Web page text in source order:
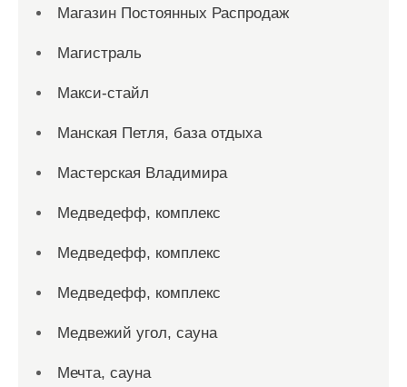
Магазин Постоянных Распродаж
Магистраль
Макси-стайл
Манская Петля, база отдыха
Мастерская Владимира
Медведефф, комплекс
Медведефф, комплекс
Медведефф, комплекс
Медвежий угол, сауна
Мечта, сауна